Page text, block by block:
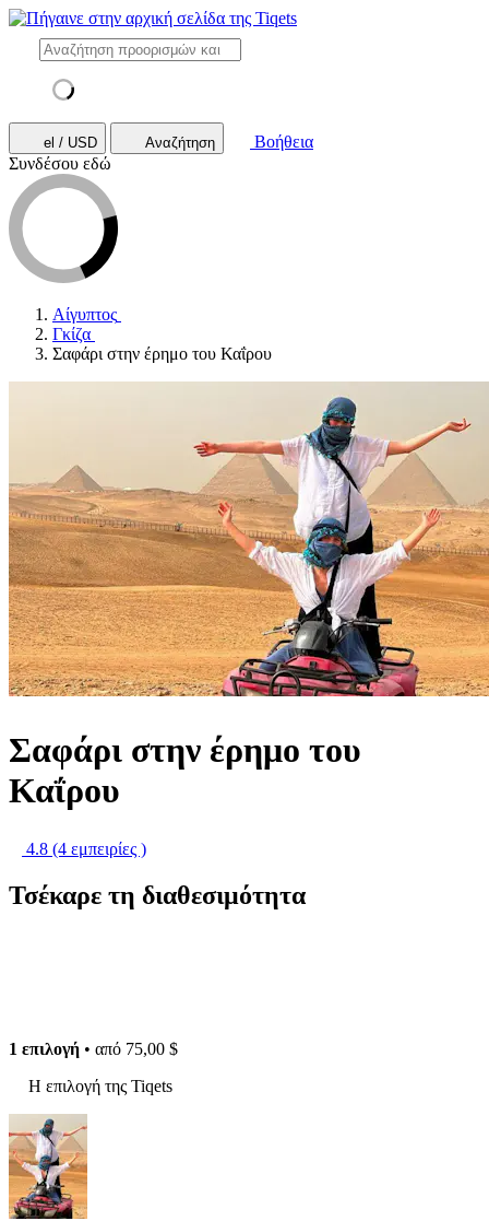
el / USD Αναζήτηση
Βοήθεια
Συνδέσου εδώ
Αίγυπτος
Γκίζα
Σαφάρι στην έρημο του Καΐρου
Σαφάρι στην έρημο του
Καΐρου
4.8 (4 εμπειρίες )
Τσέκαρε τη διαθεσιμότητα
1 επιλογή • από 75,00 $
Η επιλογή της Tiqets